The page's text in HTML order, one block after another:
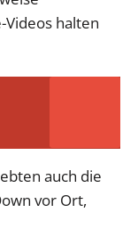
Videos halten
auch die
vor Ort,